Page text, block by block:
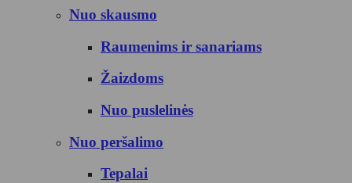
Nuo skausmo
Raumenims ir sanariams
Žaizdoms
Nuo puslelinės
Nuo peršalimo
Tepalai